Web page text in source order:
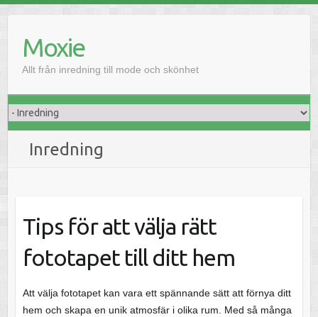
Moxie
Allt från inredning till mode och skönhet
Inredning
Tips för att välja rätt
fototapet till ditt hem
Att välja fototapet kan vara ett spännande sätt att förnya ditt
hem och skapa en unik atmosfär i olika rum. Med så många